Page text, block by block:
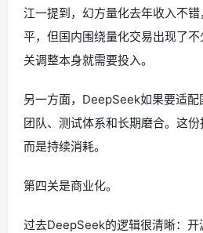
江一提到，幻方量化去年收入不
平，但国内围绕量化交易出现了
关调整本身就需要投入。
另一方面，DeepSeek如果要适
团队、测试体系和长期磨合。这份
而是持续消耗。
第四关是商业化。
过去DeepSeek的逻辑很清晰：开